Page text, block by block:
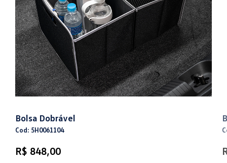
Bolsa Dobrável
Cod: 5H0061104
R$ 848,00